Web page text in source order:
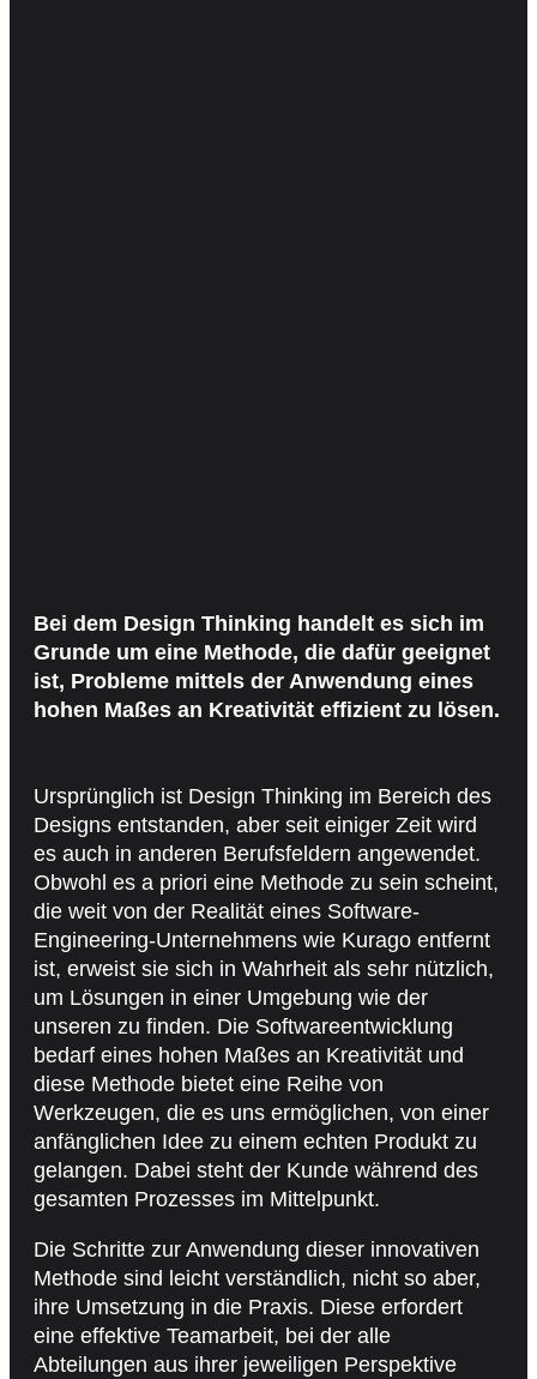
Bei dem Design Thinking handelt es sich im
Grunde um eine Methode, die dafür geeignet
ist, Probleme mittels der Anwendung eines
hohen Maßes an Kreativität effizient zu lösen.
Ursprünglich ist Design Thinking im Bereich des
Designs entstanden, aber seit einiger Zeit wird
es auch in anderen Berufsfeldern angewendet.
Obwohl es a priori eine Methode zu sein scheint,
die weit von der Realität eines Software-
Engineering-Unternehmens wie Kurago entfernt
ist, erweist sie sich in Wahrheit als sehr nützlich,
um Lösungen in einer Umgebung wie der
unseren zu finden. Die Softwareentwicklung
bedarf eines hohen Maßes an Kreativität und
diese Methode bietet eine Reihe von
Werkzeugen, die es uns ermöglichen, von einer
anfänglichen Idee zu einem echten Produkt zu
gelangen. Dabei steht der Kunde während des
gesamten Prozesses im Mittelpunkt.
Die Schritte zur Anwendung dieser innovativen
Methode sind leicht verständlich, nicht so aber,
ihre Umsetzung in die Praxis. Diese erfordert
eine effektive Teamarbeit, bei der alle
Abteilungen aus ihrer jeweiligen Perspektive